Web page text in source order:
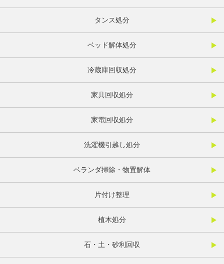
タンス処分
ベッド解体処分
冷蔵庫回収処分
家具回収処分
家電回収処分
洗濯機引越し処分
ベランダ掃除・物置解体
片付け整理
植木処分
石・土・砂利回収